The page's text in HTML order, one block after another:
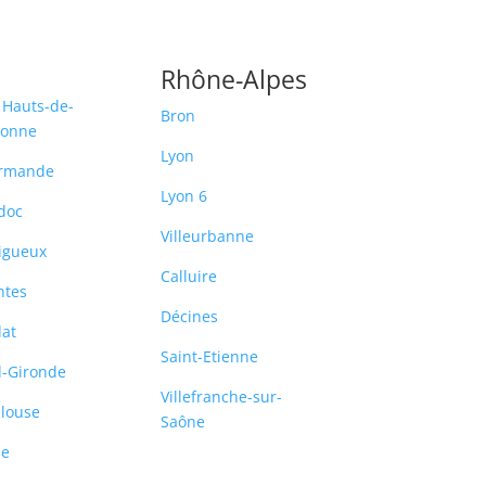
Hauts-de-
Gironde
Rhône-Alpes
Bron
Lyon
Lyon 6
Villeurbanne
Calluire
Décines
Saint-Etienne
Villefranche-sur-
Saône